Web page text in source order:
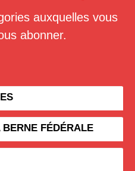
auxquelles vous
abonner.
FÉDÉRALE